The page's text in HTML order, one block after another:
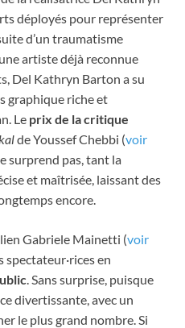
déployés pour représenter
d’un traumatisme
artiste déjà reconnue
Del Kathryn Barton a su
graphique riche et
Le prix de la critique
de Youssef Chebbi (voir
surprend pas, tant la
et maîtrisée, laissant des
encore.
Gabriele Mainetti (voir
spectateur·rices en
. Sans surprise, puisque
divertissante, avec un
le plus grand nombre. Si